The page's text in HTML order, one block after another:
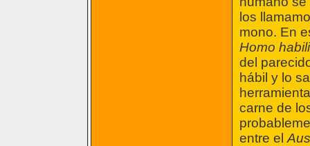
los
mono. En
Homo
del
hábil y lo
carne de
entre el